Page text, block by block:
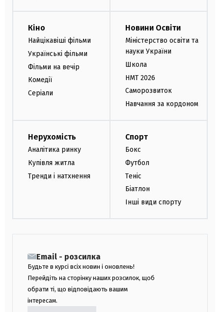
Кіно
Найцікавіші фільми
Українські фільми
Фільми на вечір
Комедії
Серіали
Новини Освіти
Міністерство освіти та
науки України
Школа
НМТ 2026
Саморозвиток
Навчання за кордоном
Нерухомість
Аналітика ринку
Купівля житла
Тренди і натхнення
Спорт
Бокс
Футбол
Теніс
Біатлон
Інші види спорту
Email - розсилка
Будьте в курсі всіх новин і оновлень!
Перейдіть на сторінку наших розсилок, щоб
обрати ті, що відповідають вашим
інтересам.